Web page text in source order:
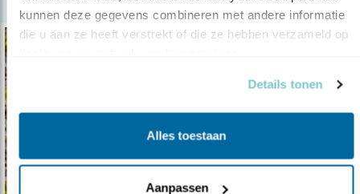
kunnen deze gegevens combineren met andere informatie
die u aan ze heeft verstrekt of die ze hebben verzameld op
Details tonen
Alles toestaan
Aanpassen